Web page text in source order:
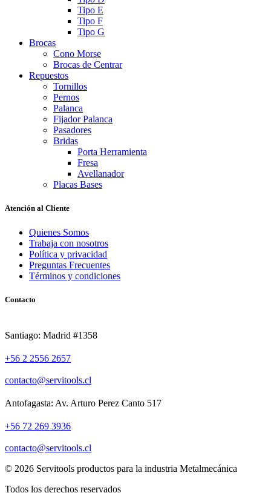
Tipo E
Tipo F
Tipo G
Brocas
Cono Morse
Brocas de Centrar
Repuestos
Tornillos
Pernos
Palanca
Fijador Palanca
Pasadores
Bridas
Porta Herramienta
Fresa
Avellanador
Placas Bases
Atención al Cliente
Quienes Somos
Trabaja con nosotros
Política y privacidad
Preguntas Frecuentes
Términos y condiciones
Contacto
Santiago: Madrid #1358
+56 2 2556 2657
contacto@servitools.cl
Antofagasta: Av. Arturo Perez Canto 517
+56 72 269 3936
contacto@servitools.cl
© 2026 Servitools productos para la industria Metalmecánica
Todos los derechos reservados